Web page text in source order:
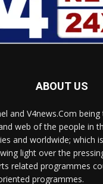
ABOUT US
and V4news.Com
web of the people in
and worldwide; which
light over the
related programmes
programmes.